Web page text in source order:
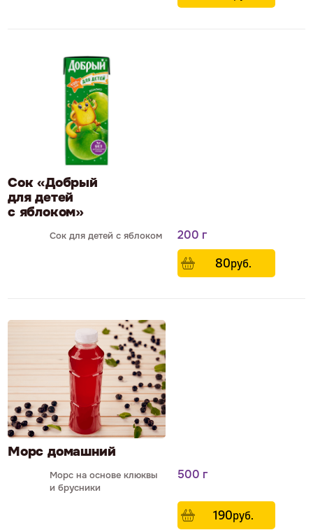
Сок «Добрый
для детей
с яблоком»
200 г
Сок для детей с яблоком
80руб.
Морс домашний
500 г
Морс на основе клюквы
и брусники
190руб.